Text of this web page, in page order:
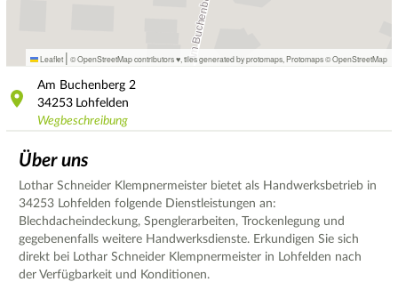
Leaflet | © OpenStreetMap contributors ♥, tiles generated by protomaps Protomaps©OpenStreetMap
Am Buchenberg 2
34253 Lohfelden
Wegbeschreibung
Über uns
Lothar Schneider Klempnermeister bietet als Handwerksbetrieb in
34253 Lohfelden folgende Dienstleistungen an:
Blechdacheindeckung, Spenglerarbeiten, Trockenlegung und
gegebenenfalls weitere Handwerksdienste. Erkundigen Sie sich
direkt bei Lothar Schneider Klempnermeister in Lohfelden nach
der Verfügbarkeit und Konditionen.